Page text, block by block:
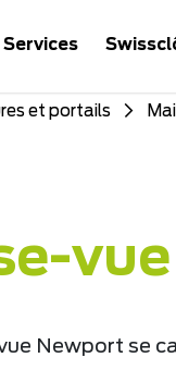
Services
et portails
Newport se